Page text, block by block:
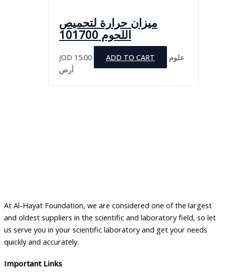
ميزان حرارة لتحميص
اللحوم 101700
JOD 15.00 ADD TO CART
علوم
أرض
At Al-Hayat Foundation, we are considered one of the largest
and oldest suppliers in the scientific and laboratory field, so let
us serve you in your scientific laboratory and get your needs
quickly and accurately.
Important Links